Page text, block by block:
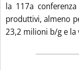
la 117a
produttivi, almeno
23,2 milioni b/g e la